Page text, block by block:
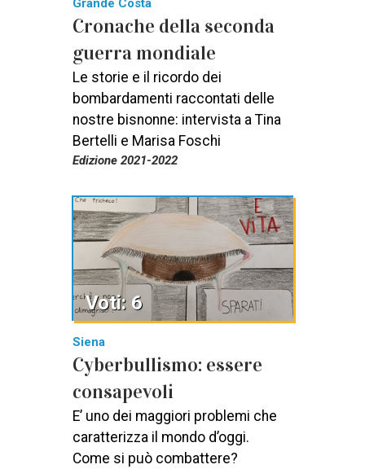
Grande Costa
Cronache della seconda
guerra mondiale
Le storie e il ricordo dei
bombardamenti raccontati delle
nostre bisnonne: intervista a Tina
Bertelli e Marisa Foschi
Edizione 2021-2022
Siena
Cyberbullismo: essere
consapevoli
E’ uno dei maggiori problemi che
caratterizza il mondo d’oggi.
Come si può combattere?
Voti: 6